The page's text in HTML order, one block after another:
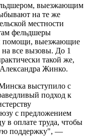
выезжающим
на те же
местности
фельдшеры
помощи, выезжающие
все вызовы. До 1
такой же,
Жинко.
выступило с
подход к
с предложением
в оплате труда, чтобы
поддержку", —